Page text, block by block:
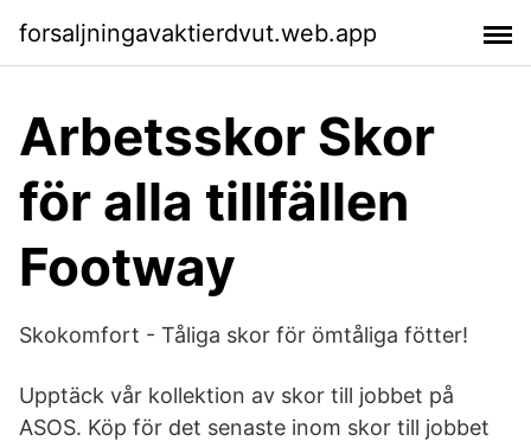
forsaljningavaktierdvut.web.app
Arbetsskor Skor
för alla tillfällen
Footway
Skokomfort - Tåliga skor för ömtåliga fötter!
Upptäck vår kollektion av skor till jobbet på
ASOS. Köp för det senaste inom skor till jobbet